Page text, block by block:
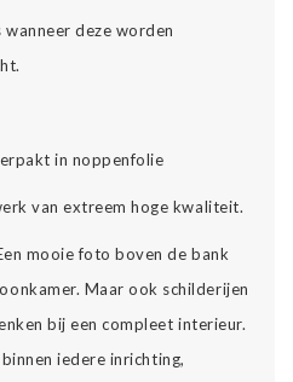
deze worden
in noppenfolie
van extreem hoge kwaliteit.
mooie foto boven de bank
Maar ook schilderijen
bij een compleet interieur.
iedere inrichting,